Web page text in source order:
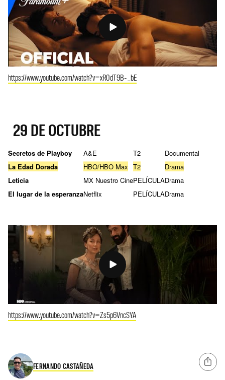
https://www.youtube.com/watch?v=xR0dT9B-_bE
29 DE OCTUBRE
Secretos de Playboy A&E T2
Documental
La Edad Dorada
HBO/HBO Max T2
Drama
Leticia
MX Nuestro CinePELÍCULADrama
El lugar de la esperanzaNetflix PELÍCULADrama
https://www.youtube.com/watch?v=Zs5p6VncSYA
FERNANDO CASTAÑEDA